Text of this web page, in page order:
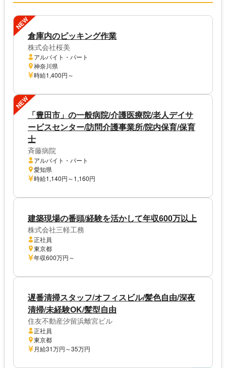
NEW
倉庫内のピッキング作業
株式会社桜美
アルバイト・パート
神奈川県
時給1,400円～
NEW
「豊田市」の一般病院/介護医療院/老人デイサ
ービスセンター/訪問介護事業所/院内保育/保育
士
斉藤病院
アルバイト・パート
愛知県
時給1,140円～1,160円
建築現場の番頭/経験を活かして年収600万以上
株式会社三軽工務
正社員
東京都
年収600万円～
遅番清掃スタッフ/オフィスビル/髪色自由/深夜
清掃/未経験OK/髪型自由
住友不動産汐留浜離宮ビル
正社員
東京都
月給31万円～35万円